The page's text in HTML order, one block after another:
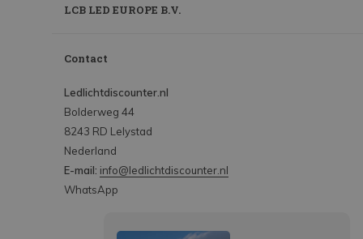
LCB LED EUROPE B.V.
Contact
Ledlichtdiscounter.nl
Bolderweg 44
8243 RD Lelystad
Nederland
E-mail: info@ledlichtdiscounter.nl
WhatsApp